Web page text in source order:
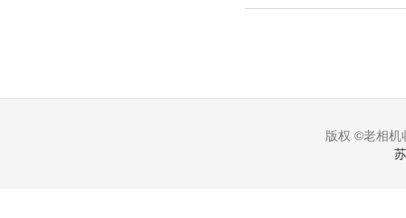
版权 ©老相